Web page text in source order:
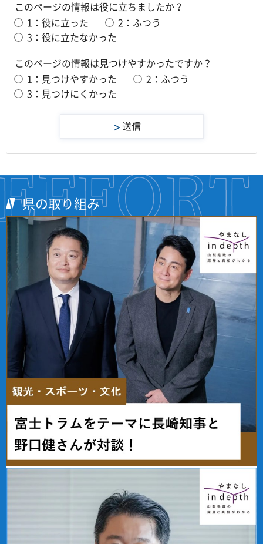
このページの情報は役に立ちましたか？
1：役に立った
2：ふつう
3：役に立たなかった
このページの情報は見つけやすかったですか？
1：見つけやすかった
2：ふつう
3：見つけにくかった
県の取り組み